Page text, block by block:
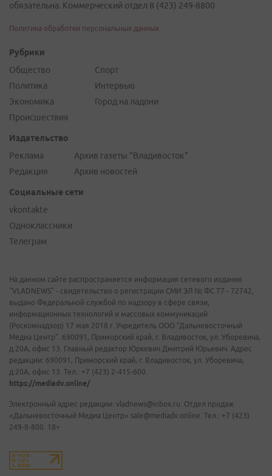
обязательна. Коммерческий отдел 8 (423) 249-8800
Политика обработки персональных данных
Рубрики
Общество
Политика
Экономика
Происшествия
Спорт
Интервью
Город на ладони
Издательство
Реклама
Редакция
Архив газеты "Владивосток"
Архив новостей
Социальные сети
vkontakte
Одноклассники
Телеграм
На данном сайте распространяется информация сетевого издания
"VLADNEWS" - свидетельство о регистрации СМИ ЭЛ № ФС 77 - 72742,
выдано Федеральной службой по надзору в сфере связи,
информационных технологий и массовых коммуникаций
(Роскомнадзор) 17 мая 2018 г. Учредитель ООО "Дальневосточный
Медиа Центр". 690091, Приморский край, г. Владивосток, ул. Уборевича,
д.20А, офис 13. Главный редактор Юркевич Дмитрий Юрьевич. Адрес
редакции: 690091, Приморский край, г. Владивосток, ул. Уборевича,
д.20А, офис 13. Тел.: +7 (423) 2-415-600.
https://mediadv.online/
Электронный адрес редакции: vladnews@inbox.ru. Отдел продаж
«Дальневосточный Медиа Центр» sale@mediadv.online. Тел.: +7 (423)
249-8-800. 18+